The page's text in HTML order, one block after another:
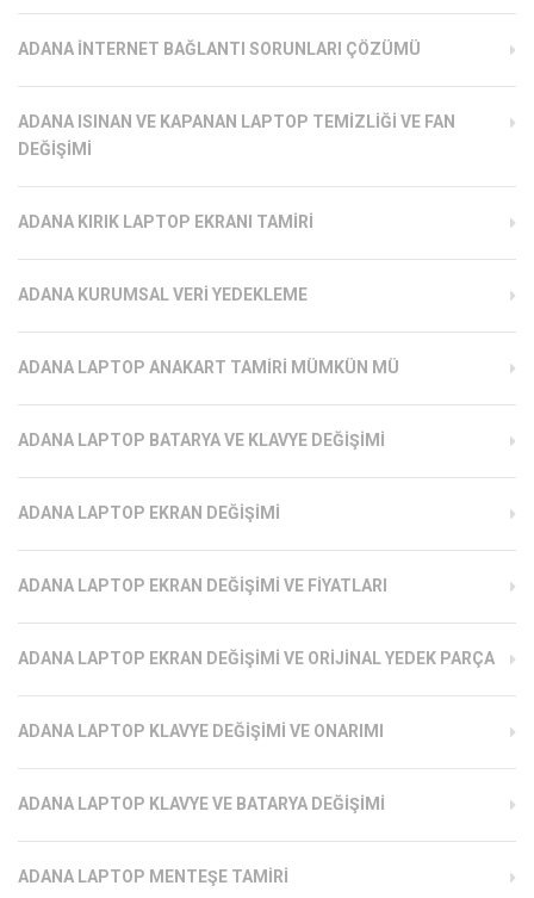
ADANA İNTERNET BAĞLANTI SORUNLARI ÇÖZÜMÜ
ADANA ISINAN VE KAPANAN LAPTOP TEMIZLIĞI VE FAN
DEĞIŞIMI
ADANA KIRIK LAPTOP EKRANI TAMIRI
ADANA KURUMSAL VERI YEDEKLEME
ADANA LAPTOP ANAKART TAMIRI MÜMKÜN MÜ
ADANA LAPTOP BATARYA VE KLAVYE DEĞIŞIMI
ADANA LAPTOP EKRAN DEĞIŞIMI
ADANA LAPTOP EKRAN DEĞIŞIMI VE FIYATLARI
ADANA LAPTOP EKRAN DEĞIŞIMI VE ORIJINAL YEDEK PARÇA
ADANA LAPTOP KLAVYE DEĞIŞIMI VE ONARIMI
ADANA LAPTOP KLAVYE VE BATARYA DEĞIŞIMI
ADANA LAPTOP MENTEŞE TAMIRI